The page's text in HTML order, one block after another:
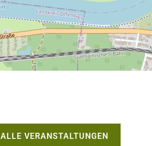
ALLE VERANSTALTUNGEN